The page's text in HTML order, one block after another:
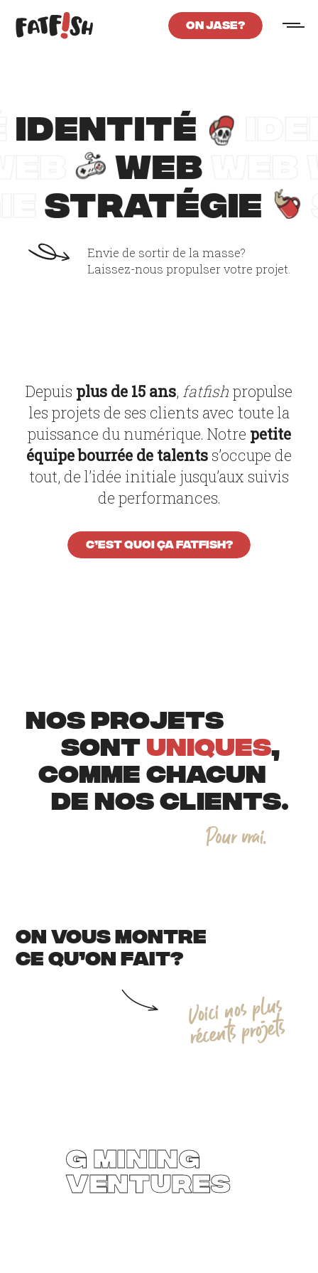
On jase?
Retour au site web
ON S’APPELLE
ON DÉJEUNE?
IDENTITÉ
IDENTITÉ
WEB
WEB
STRATÉGIE
STRATÉGIE
Envie de sortir de la masse?
Laissez-nous propulser votre projet.
Depuis plus de 15 ans, fatfish propulse
les projets de ses clients avec toute la
puissance du numérique. Notre petite
équipe bourrée de talents s’occupe de
tout, de l’idée initiale jusqu’aux suivis
de performances.
C’est quoi ça fatfish?
NOS PROJETS
SONTUNIQUES,
COMME CHACUN
DE NOS CLIENTS.
Pourvrai.
ON VOUS MONTRE
CE QU’ON FAIT?
Voicinosplus
récentsprojets
G Mining
Ventures